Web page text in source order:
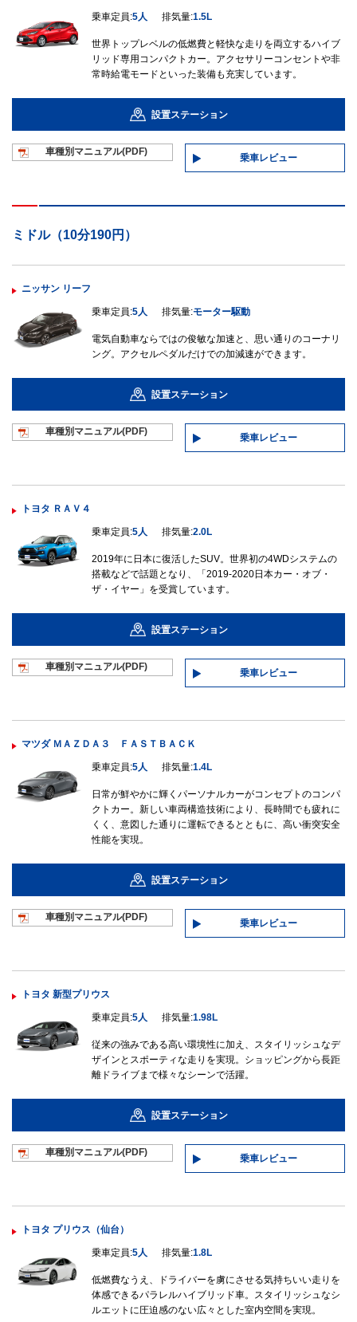
乗車定員:5人 排気量:1.5L
世界トップレベルの低燃費と軽快な走りを両立するハイブ
リッド専用コンパクトカー。アクセサリーコンセントや非
常時給電モードといった装備も充実しています。
設置ステーション
車種別マニュアル(PDF)
乗車レビュー
ミドル（10分190円）
ニッサン リーフ
乗車定員:5人 排気量:モーター駆動
電気自動車ならではの俊敏な加速と、思い通りのコーナリ
ング。アクセルペダルだけでの加減速ができます。
設置ステーション
車種別マニュアル(PDF)
乗車レビュー
トヨタ ＲＡＶ４
乗車定員:5人 排気量:2.0L
2019年に日本に復活したSUV。世界初の4WDシステムの
搭載などで話題となり、「2019-2020日本カー・オブ・
ザ・イヤー」を受賞しています。
設置ステーション
車種別マニュアル(PDF)
乗車レビュー
マツダ ＭＡＺＤＡ３ ＦＡＳＴＢＡＣＫ
乗車定員:5人 排気量:1.4L
日常が鮮やかに輝くパーソナルカーがコンセプトのコンパ
クトカー。新しい車両構造技術により、長時間でも疲れに
くく、意図した通りに運転できるとともに、高い衝突安全
性能を実現。
設置ステーション
車種別マニュアル(PDF)
乗車レビュー
トヨタ 新型プリウス
乗車定員:5人 排気量:1.98L
従来の強みである高い環境性に加え、スタイリッシュなデ
ザインとスポーティな走りを実現。ショッピングから長距
離ドライブまで様々なシーンで活躍。
設置ステーション
車種別マニュアル(PDF)
乗車レビュー
トヨタ プリウス（仙台）
乗車定員:5人 排気量:1.8L
低燃費なうえ、ドライバーを虜にさせる気持ちいい走りを
体感できるパラレルハイブリッド車。スタイリッシュなシ
ルエットに圧迫感のない広々とした室内空間を実現。